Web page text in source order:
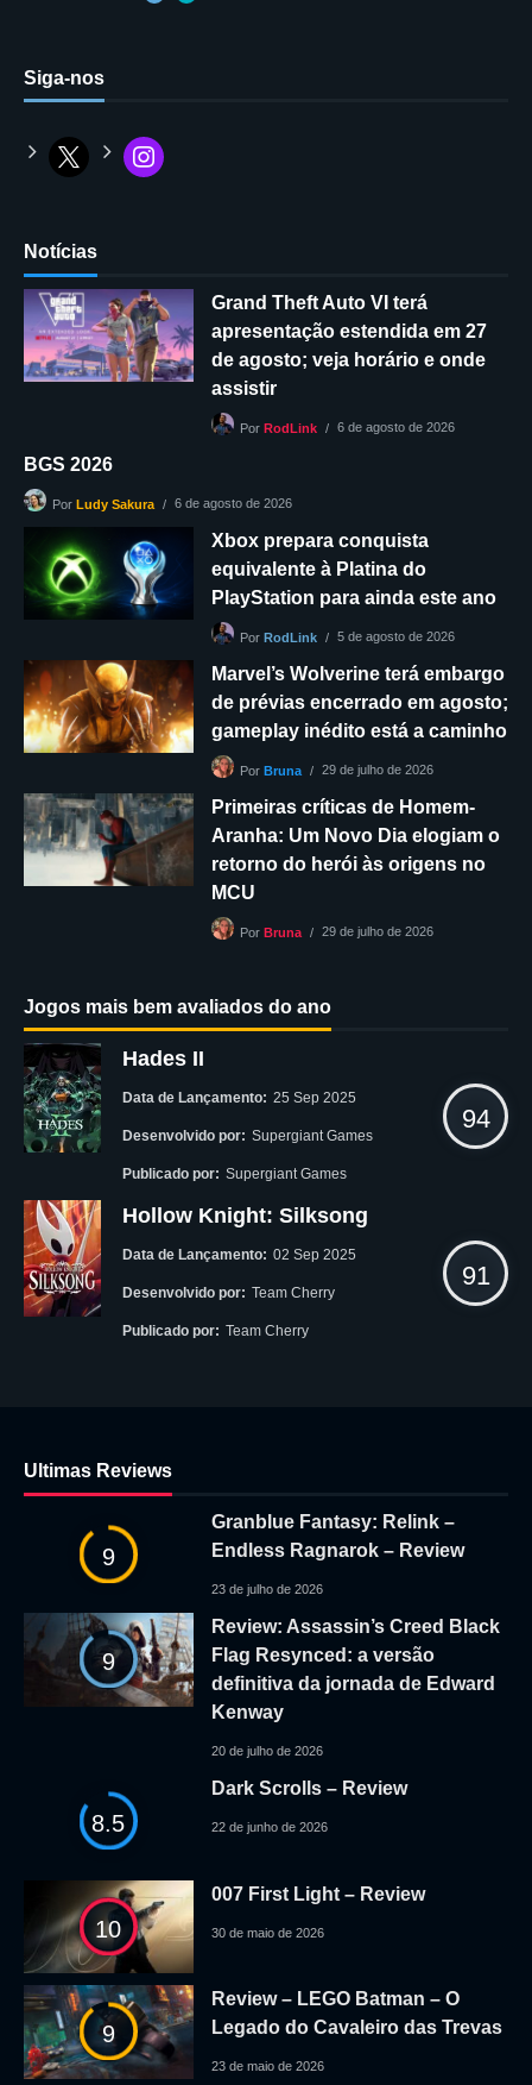
Siga-nos
Notícias
Grand Theft Auto VI terá
apresentação estendida em 27
de agosto; veja horário e onde
assistir
PorRodLink 6 de agosto de 2026
BGS 2026
PorLudy Sakura 6 de agosto de 2026
Xbox prepara conquista
equivalente à Platina do
PlayStation para ainda este ano
PorRodLink 5 de agosto de 2026
Marvel’s Wolverine terá embargo
de prévias encerrado em agosto;
gameplay inédito está a caminho
PorBruna 29 de julho de 2026
Primeiras críticas de Homem-
Aranha: Um Novo Dia elogiam o
retorno do herói às origens no
MCU
PorBruna 29 de julho de 2026
Jogos mais bem avaliados do ano
Hades II
Data de Lançamento: 25 Sep 2025
Desenvolvido por: Supergiant Games
Publicado por: Supergiant Games
94
Hollow Knight: Silksong
Data de Lançamento: 02 Sep 2025
Desenvolvido por: Team Cherry
Publicado por: Team Cherry
91
Ultimas Reviews
9
Granblue Fantasy: Relink –
Endless Ragnarok – Review
23 de julho de 2026
9
Review: Assassin’s Creed Black
Flag Resynced: a versão
definitiva da jornada de Edward
Kenway
20 de julho de 2026
8.5
Dark Scrolls – Review
22 de junho de 2026
10
007 First Light – Review
30 de maio de 2026
9
Review – LEGO Batman – O
Legado do Cavaleiro das Trevas
23 de maio de 2026